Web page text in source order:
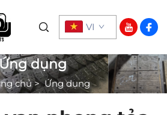
VI
dụng
chủ>Ứng dụng